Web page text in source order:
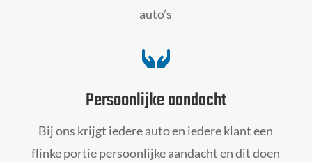
auto’s

Persoonlijke aandacht
Bij ons krijgt iedere auto en iedere klant een
flinke portie persoonlijke aandacht en dit doen